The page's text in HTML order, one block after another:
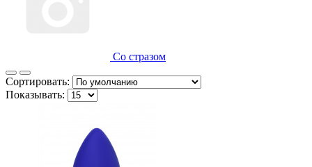
Со стразом
Сортировать:
Показывать: